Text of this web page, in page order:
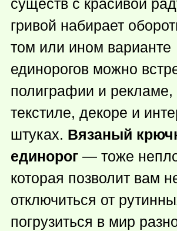
существ с красивой
гривой набирает
том или ином варианте
единорогов можно
полиграфии и
текстиле, декоре и
штуках. Вязаный
единорог — тоже
которая позволит вам
отключиться от
погрузиться в мир